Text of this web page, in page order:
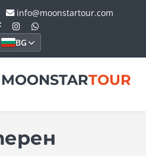
info@moonstartour.com
BG
MOONSTARTOUR